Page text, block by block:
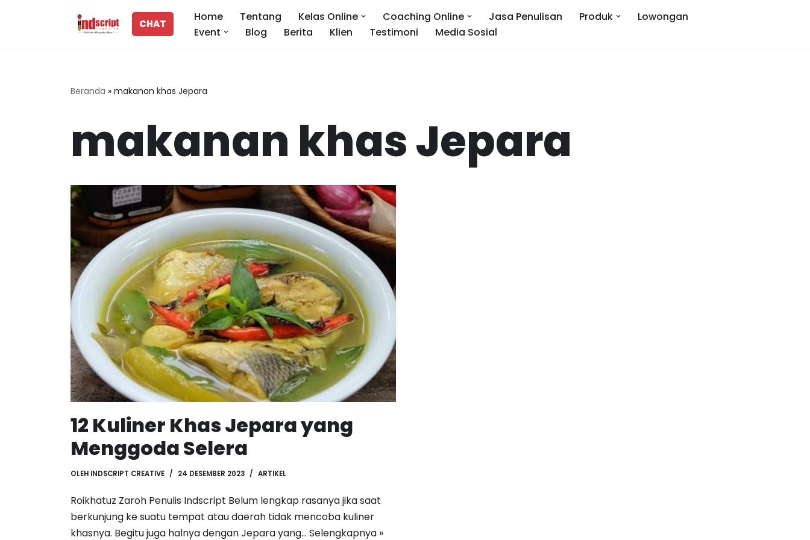
CHAT
Home Tentang Kelas Online Coaching Online Jasa Penulisan Produk
Lowongan
Event
Blog Berita Klien Testimoni Media Sosial
Beranda » makanan khas Jepara
makanan khas Jepara
12 Kuliner Khas Jepara yang
Menggoda Selera
OLEH INDSCRIPT CREATIVE 24 DESEMBER 2023 ARTIKEL
Roikhatuz Zaroh Penulis Indscript Belum lengkap rasanya jika saat
berkunjung ke suatu tempat atau daerah tidak mencoba kuliner
khasnya. Begitu juga halnya dengan Jepara yang… Selengkapnya »